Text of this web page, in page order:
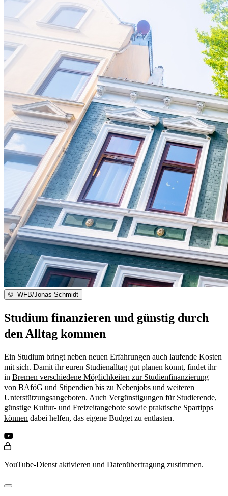
© WFB/Jonas Schmidt
Studium finanzieren und günstig durch
den Alltag kommen
Ein Studium bringt neben neuen Erfahrungen auch laufende Kosten
mit sich. Damit ihr euren Studienalltag gut planen könnt, findet ihr
in Bremen verschiedene Möglichkeiten zur Studienfinanzierung –
von BAföG und Stipendien bis zu Nebenjobs und weiteren
Unterstützungsangeboten. Auch Vergünstigungen für Studierende,
günstige Kultur- und Freizeitangebote sowie praktische Spartipps
können dabei helfen, das eigene Budget zu entlasten.
YouTube-Dienst aktivieren und Datenübertragung zustimmen.